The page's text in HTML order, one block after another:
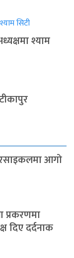
श्याम
आगो
प्रकरणमा
दिए दर्दनाक